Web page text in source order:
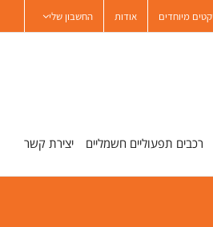
מיוחדים אודות החשבון שלי
רכבים תפעוליים חשמליים יצירת קשר